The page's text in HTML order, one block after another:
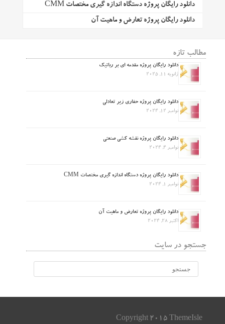
دانلود رایگان پروژه دستگاه اندازه گیری مختصات CMM
دانلود رایگان پروژه تعارض و ماهیت آن
مطالب تازه
دانلود رایگان پروژه مقدمه ای بر رباتیک
ژانویه 11, 2025
دانلود رایگان پروژه حفاری زیر تعادلی
نوامبر 12, 2024
دانلود رایگان پروژه نقشه کشی صنعتی
نوامبر 4, 2024
دانلود رایگان پروژه دستگاه اندازه گیری مختصات CMM
نوامبر 1, 2024
دانلود رایگان پروژه تعارض و ماهیت آن
اکتبر 28, 2024
جستجو در سایت
Copyright 2015 ThemeIsle